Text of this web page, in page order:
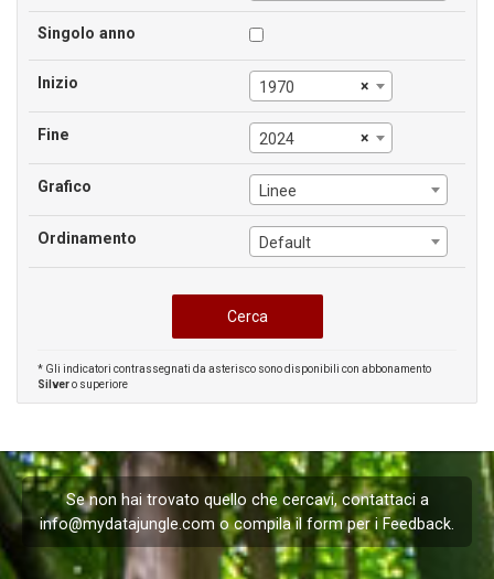
Singolo anno
Inizio ×
1970
Fine ×
2024
Grafico Linee
Ordinamento Default
* Gli indicatori contrassegnati da asterisco sono disponibili con abbonamento
Silvero superiore
Se non hai trovato quello che cercavi, contattaci a
info@mydatajungle.com o compila il form per i Feedback